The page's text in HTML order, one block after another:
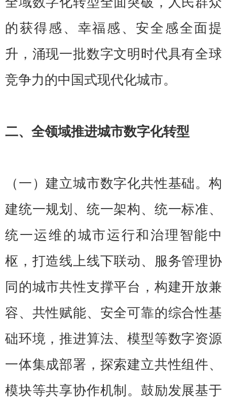
的获得感、幸福感、安全感全面提
升，涌现一批数字文明时代具有全球
竞争力的中国式现代化城市。
二、全领域推进城市数字化转型
（一）建立城市数字化共性基础。构
建统一规划、统一架构、统一标准、
统一运维的城市运行和治理智能中
枢，打造线上线下联动、服务管理协
同的城市共性支撑平台，构建开放兼
容、共性赋能、安全可靠的综合性基
础环境，推进算法、模型等数字资源
一体集成部署，探索建立共性组件、
模块等共享协作机制。鼓励发展基于